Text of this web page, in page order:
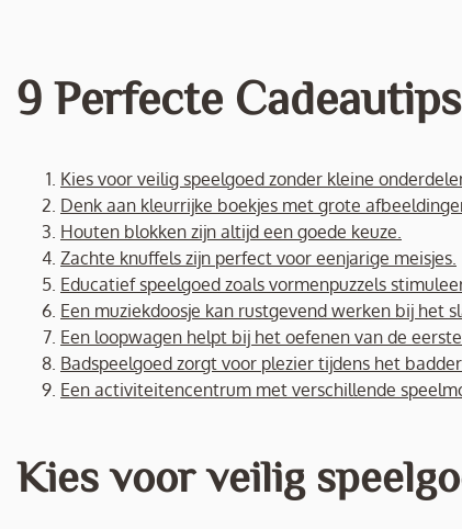
9 Perfecte
Kies voor veilig speelgoed zonder kleine
Denk aan kleurrijke boekjes met grote
Houten blokken zijn altijd een goede keuze.
Zachte knuffels zijn perfect voor eenjarige meisjes.
Educatief speelgoed zoals vormenpuzzels
Een muziekdoosje kan rustgevend werken bij het
Een loopwagen helpt bij het oefenen van de
Badspeelgoed zorgt voor plezier tijdens het
Een activiteitencentrum met verschillende
Kies voor veilig